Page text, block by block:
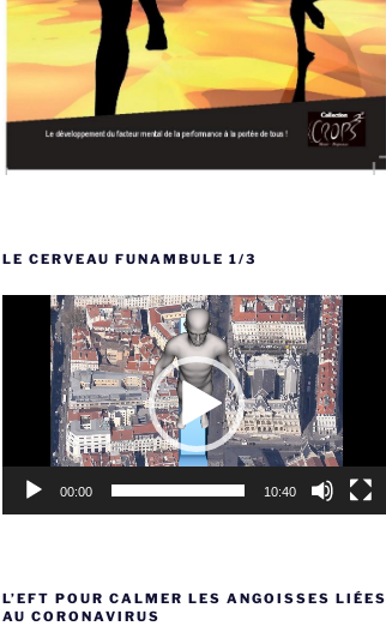
LE CERVEAU FUNAMBULE 1/3
Lecteur
00:00 10:40
L’EFT POUR CALMER LES ANGOISSES LIÉES
AU CORONAVIRUS